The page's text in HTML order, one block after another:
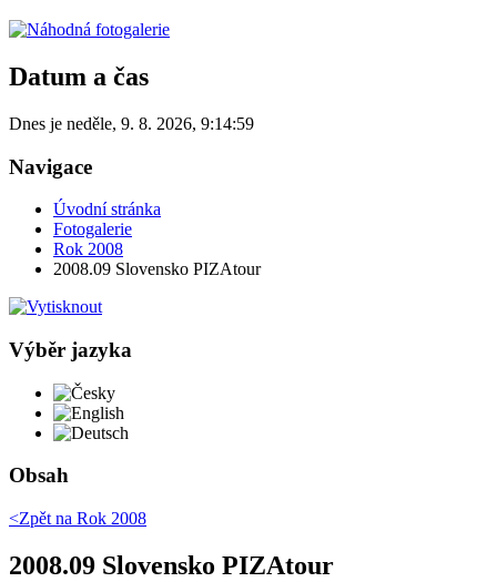
Datum a čas
Dnes je neděle, 9. 8. 2026, 9:14:59
Navigace
Úvodní stránka
Fotogalerie
Rok 2008
2008.09 Slovensko PIZAtour
Výběr jazyka
Česky
Obsah
<Zpět na Rok 2008
2008.09 Slovensko PIZAtour